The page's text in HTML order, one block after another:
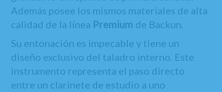
Además posee los mismos materiales de alta
calidad de la línea Premium de Backun.
Su entonación es impecable y tiene un
diseño exclusivo del taladro interno. Este
instrumento representa el paso directo
entre un clarinete de estudio a uno